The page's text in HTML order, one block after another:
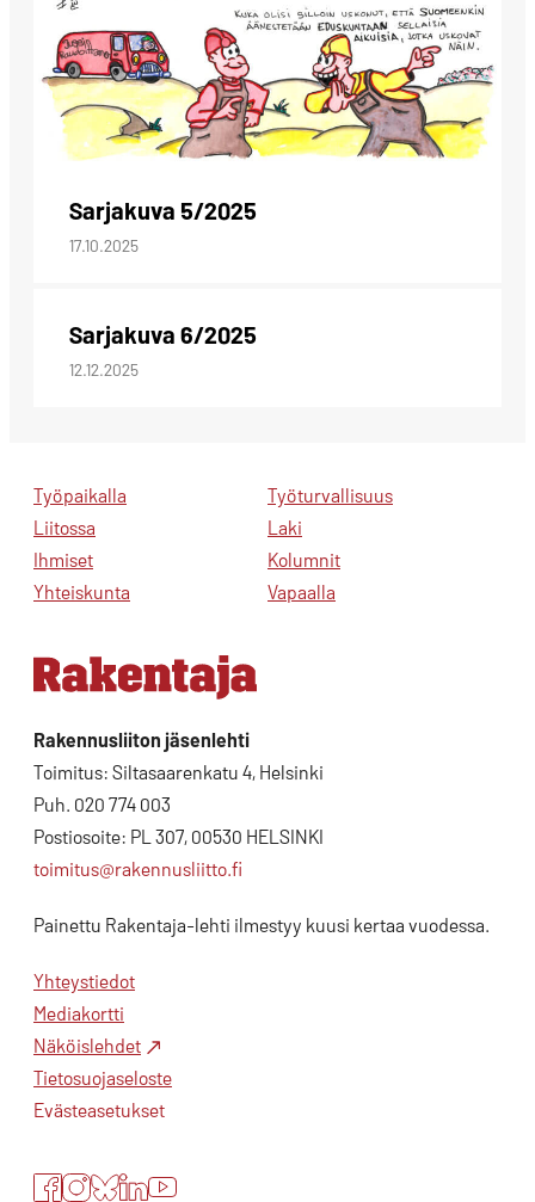
Sarjakuva 5/2025
17.10.2025
Sarjakuva 6/2025
12.12.2025
Työpaikalla
Liitossa
Ihmiset
Yhteiskunta
Työturvallisuus
Laki
Kolumnit
Vapaalla
Rakennusliiton jäsenlehti
Toimitus: Siltasaarenkatu 4, Helsinki
Puh. 020 774 003
Postiosoite: PL 307, 00530 HELSINKI
toimitus@rakennusliitto.fi
Painettu Rakentaja-lehti ilmestyy kuusi kertaa vuodessa.
Yhteystiedot
Mediakortti
Näköislehdet
Tietosuojaseloste
Evästeasetukset
Facebook
Instagram
BlueskyLinkedIn
YouTube